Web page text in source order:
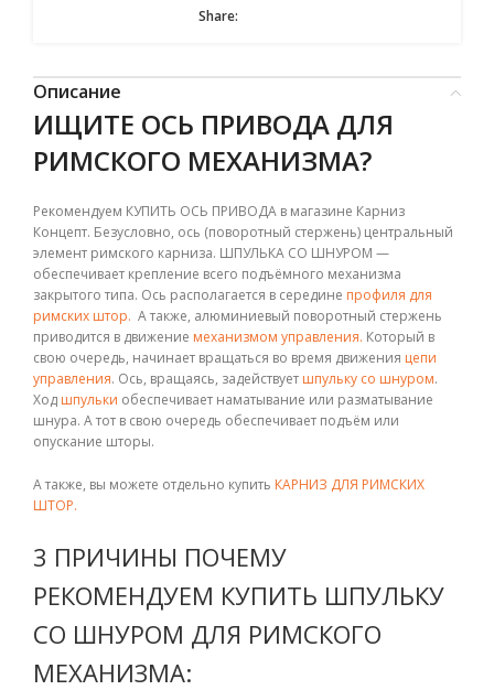
Share:
Описание
ИЩИТЕ ОСЬ ПРИВОДА ДЛЯ
РИМСКОГО МЕХАНИЗМА?
Рекомендуем КУПИТЬ ОСЬ ПРИВОДА в магазине Карниз
Концепт. Безусловно, ось (поворотный стержень) центральный
элемент римского карниза. ШПУЛЬКА СО ШНУРОМ —
обеспечивает крепление всего подъёмного механизма
закрытого типа. Ось располагается в середине профиля для
римских штор. А также, алюминиевый поворотный стержень
приводится в движение механизмом управления. Который в
свою очередь, начинает вращаться во время движения цепи
управления. Ось, вращаясь, задействует шпульку со шнуром.
Ход шпульки обеспечивает наматывание или разматывание
шнура. А тот в свою очередь обеспечивает подъём или
опускание шторы.
А также, вы можете отдельно купить КАРНИЗ ДЛЯ РИМСКИХ
ШТОР.
3 ПРИЧИНЫ ПОЧЕМУ
РЕКОМЕНДУЕМ КУПИТЬ ШПУЛЬКУ
СО ШНУРОМ ДЛЯ РИМСКОГО
МЕХАНИЗМА: